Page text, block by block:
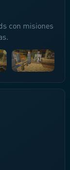
con misiones